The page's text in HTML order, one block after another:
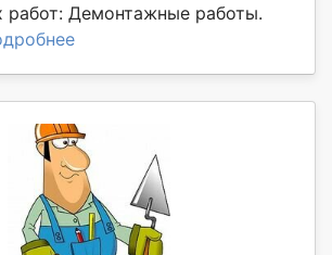
работ: Демонтажные работы.